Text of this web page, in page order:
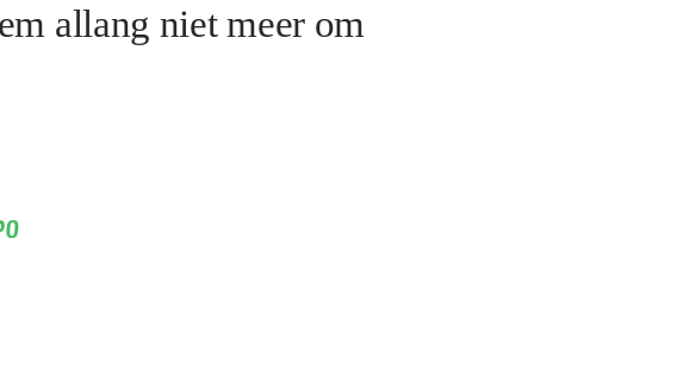
allang niet meer om